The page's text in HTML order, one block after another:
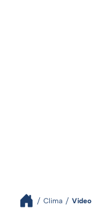
Clima Video